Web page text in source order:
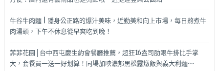
牛谷牛肉麵 | 隱身公正路的爆汁美味，近勤美和向上市場，每日熬煮牛
肉湯頭，下午不休息從早爽吃到晚！
菲菲花園│台中西屯慶生約會餐廳推薦，超狂16盎司肋眼牛排比手掌
大，套餐買一送一好划算！同場加映濃郁黑松露燉飯與義大利麵～